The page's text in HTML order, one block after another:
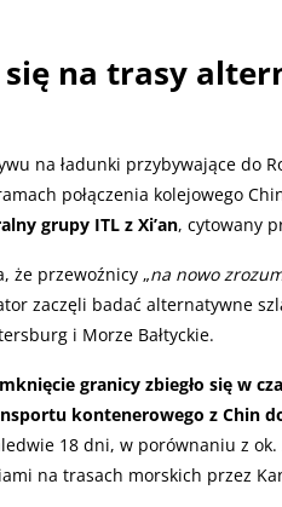
na trasy
na ładunki przybywające do
połączenia kolejowego
grupy ITL z Xi’an, cytowany
że przewoźnicy „na nowo
zaczęli badać alternatywne
i Morze Bałtyckie.
granicy zbiegło się w
kontenerowego z Chin
18 dni, w porównaniu z
na trasach morskich przez